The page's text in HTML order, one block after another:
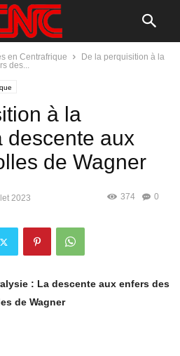
en Centrafrique
De la perquisition à la
des...
à la
descente aux
de Wagner
2023 0
374
: La descente aux enfers des
de Wagner